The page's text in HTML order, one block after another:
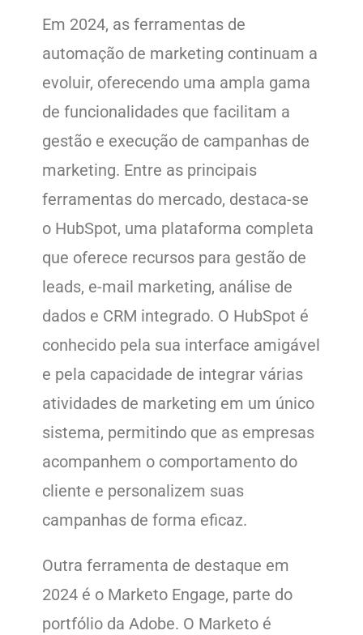
Em 2024, as ferramentas de
automação de marketing continuam a
evoluir, oferecendo uma ampla gama
de funcionalidades que facilitam a
gestão e execução de campanhas de
marketing. Entre as principais
ferramentas do mercado, destaca-se
o HubSpot, uma plataforma completa
que oferece recursos para gestão de
leads, e-mail marketing, análise de
dados e CRM integrado. O HubSpot é
conhecido pela sua interface amigável
e pela capacidade de integrar várias
atividades de marketing em um único
sistema, permitindo que as empresas
acompanhem o comportamento do
cliente e personalizem suas
campanhas de forma eficaz.
Outra ferramenta de destaque em
2024 é o Marketo Engage, parte do
portfólio da Adobe. O Marketo é